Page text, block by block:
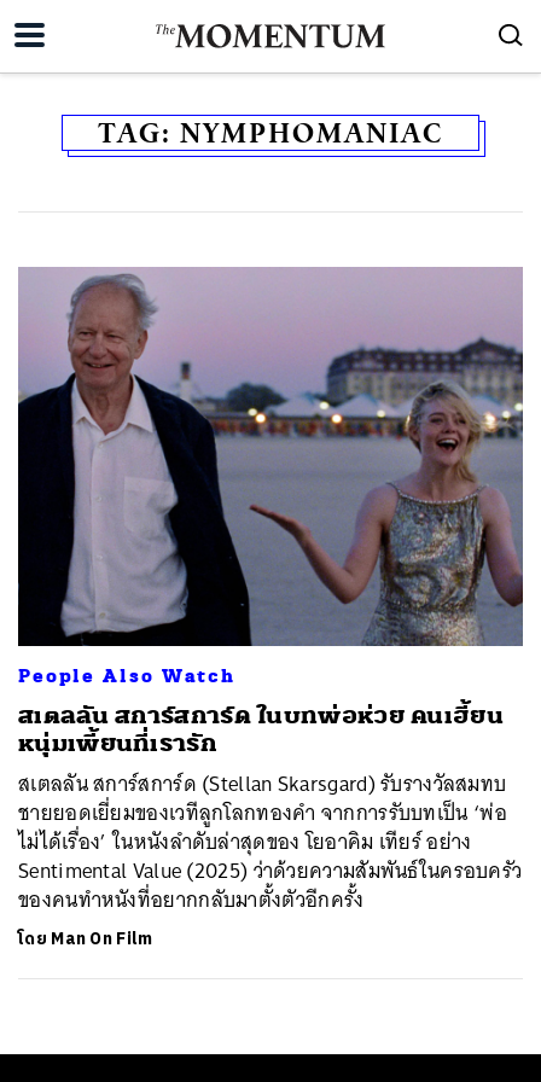
TAG: NYMPHOMANIAC
People Also Watch
สเตลลัน สการ์สการ์ด ในบทพ่อห่วย คนเฮี้ยน
หนุ่มเพี้ยนที่เรารัก
สเตลลัน สการ์สการ์ด (Stellan Skarsgard)​ รับรางวัลสมทบ
ชายยอดเยี่ยมของเวทีลูกโลกทองคำ จากการรับบทเป็น ‘พ่อ
ไม่ได้เรื่อง’ ในหนังลำดับล่าสุดของ โยอาคิม เทียร์ อย่าง
Sentimental Value (2025) ว่าด้วยความสัมพันธ์ในครอบครัว
ของคนทำหนังที่อยากกลับมาตั้งตัวอีกครั้ง
โดย Man On Film
ค้นหา
SHARE TWEET LINE EMAIL